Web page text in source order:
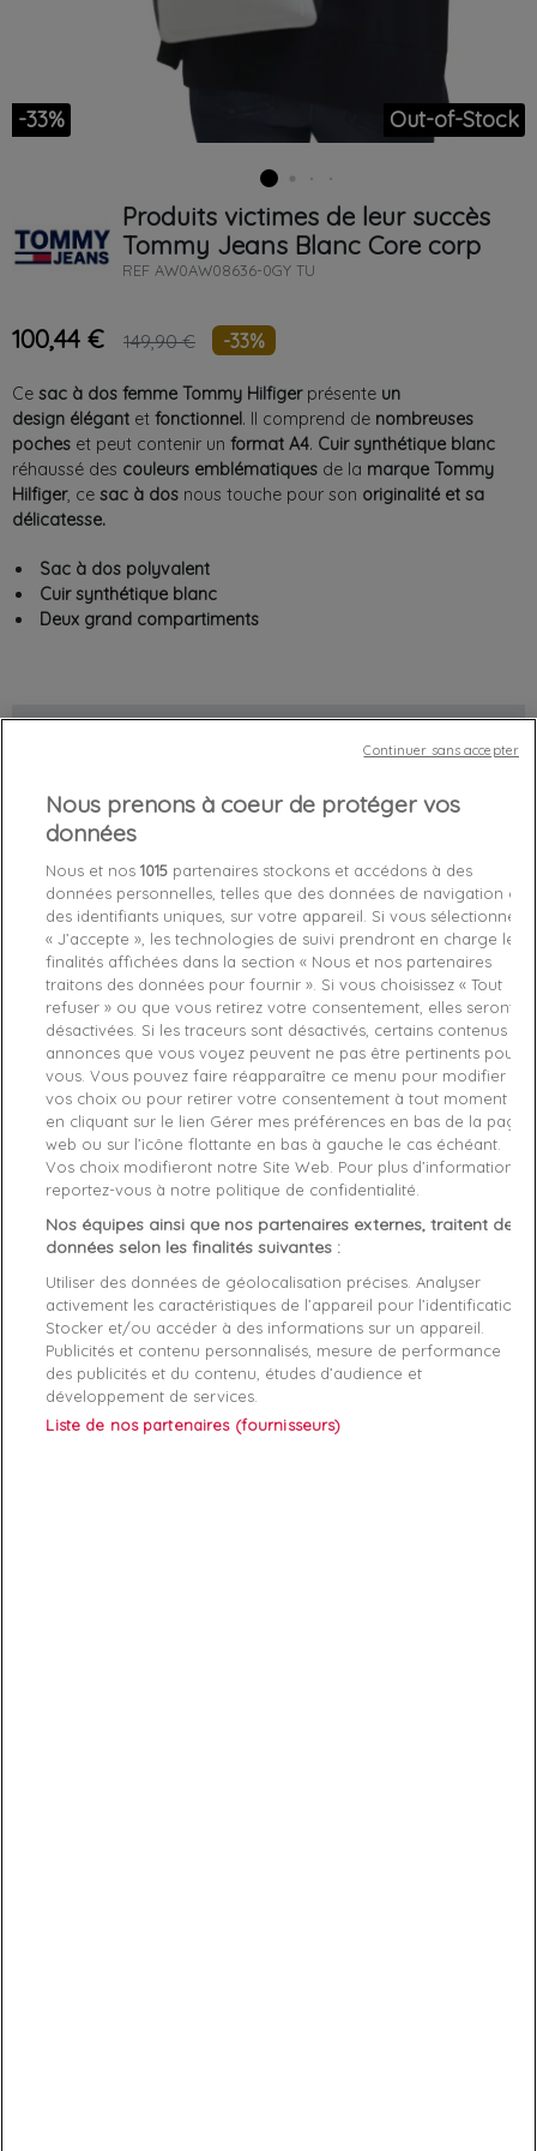
-33% Out-of-Stock
Produits victimes de leur succès
Tommy Jeans Blanc Core corp
REF AW0AW08636-0GY TU
100,44 € 149,90 € -33%
Ce sac à dos femme Tommy Hilfiger présente un
design élégant et fonctionnel. Il comprend de nombreuses
poches et peut contenir un format A4. Cuir synthétique blanc
réhaussé des couleurs emblématiques de la marque Tommy
Hilfiger, ce sac à dos nous touche pour son originalité et sa
délicatesse.
Sac à dos polyvalent
Cuir synthétique blanc
Deux grand compartiments
Out-of-Stock
Livraison gratuite *
Retours sous 100 jours
Produit certifié authentique
Caractéristiques produit
Description Détails du produit Avis Vérifiés(1)
Fabriquant
sac à dos femme Tommy Hilfigerapporte unvent de
fraicheurdans notre quotidien.Ligne contemporaine
clairetlogo emblématique coloré, un vraiplaisir visuel. Ses
grandes poches à fermetures éclairset son large espace de
rangementconvient à lavie active et sportive . De plus, une
petite ansesur le dessus du sac rajoute une option de
confortlors de vosdéplacements.
Design sport chic
Nous prenons à coeur de protéger vos
données
Nous et nos1015 partenaires stockons et accédons à des
données personnelles, telles que des données de navigation ou
des identifiants uniques, sur votre appareil. Si vous sélectionnez
« J’accepte », les technologies de suivi prendront en charge les
finalités affichées dans la section « Nous et nos partenaires
traitons des données pour fournir ». Si vous choisissez « Tout
refuser » ou que vous retirez votre consentement, elles seront
désactivées. Si les traceurs sont désactivés, certains contenus et
annonces que vous voyez peuvent ne pas être pertinents pour
vous. Vous pouvez faire réapparaître ce menu pour modifier
vos choix ou pour retirer votre consentement à tout moment
en cliquant sur le lien Gérer mes préférences en bas de la page
web ou sur l’icône flottante en bas à gauche le cas échéant.
Vos choix modifieront notre Site Web. Pour plus d’informations,
reportez-vous à notre politique de confidentialité.
Nos équipes ainsi que nos partenaires externes, traitent des
données selon les finalités suivantes :
Utiliser des données de géolocalisation précises. Analyser
activement les caractéristiques de l’appareil pour l’identification.
Stocker et/ou accéder à des informations sur un appareil.
Publicités et contenu personnalisés, mesure de performance
des publicités et du contenu, études d’audience et
développement de services.
Liste de nos partenaires (fournisseurs)
Continuer sans accepter